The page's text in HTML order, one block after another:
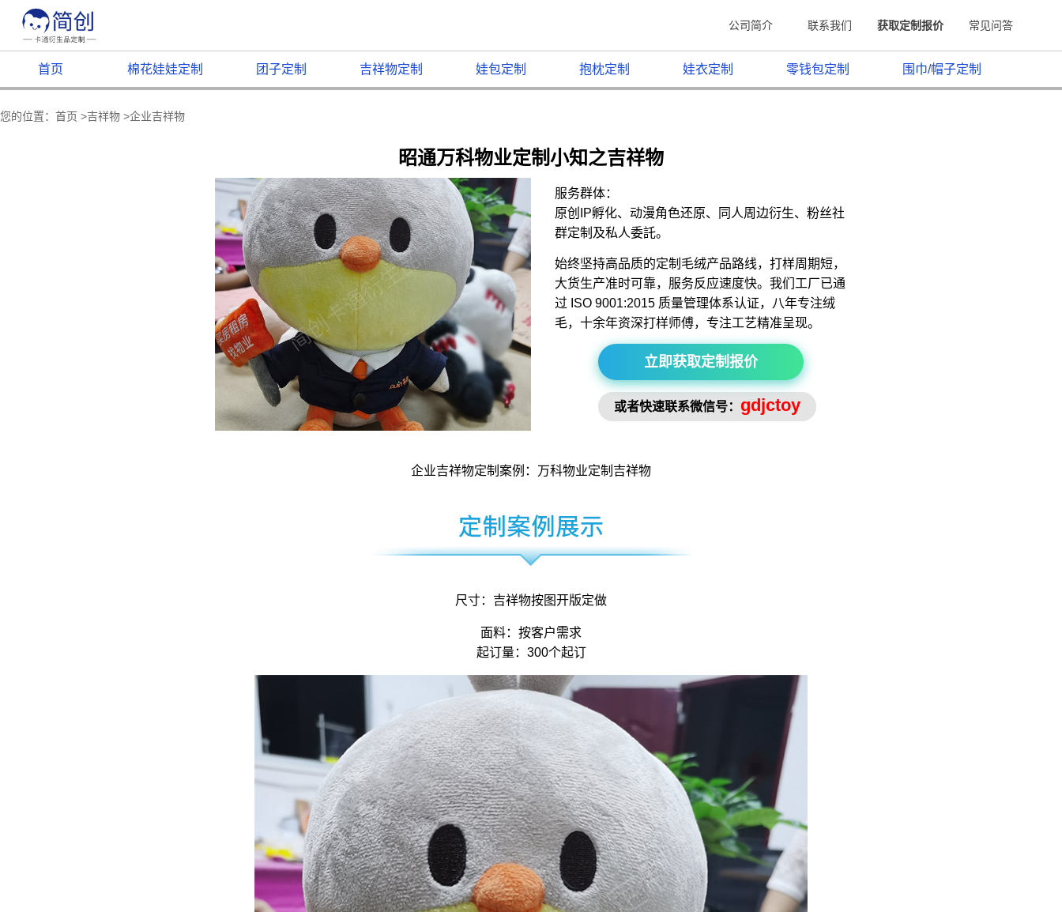
公司简介 联系我们 获取定制报价 常见问答
首页 棉花娃娃定制 团子定制 吉祥物定制 娃包定制 抱枕定制 娃衣定制 零钱包定制 围巾/帽子定制
您的位置： 首页 >吉祥物 >企业吉祥物
昭通万科物业定制小知之吉祥物
服务群体：
原创IP孵化、动漫角色还原、同人周边衍生、粉丝社
群定制及私人委託。
始终坚持高品质的定制毛绒产品路线，打样周期短，
大货生产准时可靠，服务反应速度快。我们工厂已通
过 ISO 9001:2015 质量管理体系认证，八年专注绒
毛，十余年资深打样师傅，专注工艺精准呈现。
立即获取定制报价
或者快速联系微信号： gdjctoy
企业吉祥物定制案例：万科物业定制 吉祥物
尺寸： 吉祥物按图开版定做
面料：按客户需求
起订量：300个起订